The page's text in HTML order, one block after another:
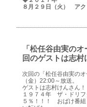
８月２９日（火） ア
「松任谷由実の
回のゲストは志村
次回の「松任谷由実の
（金）22:00～放送。
ゲストは志村けんさん！
１９７４年 ザ・ドリフ
５％！！！ おばけ番組